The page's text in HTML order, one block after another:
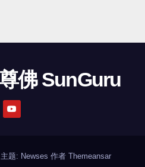
佛 SunGuru
主题: Newses 作者 Themeansar